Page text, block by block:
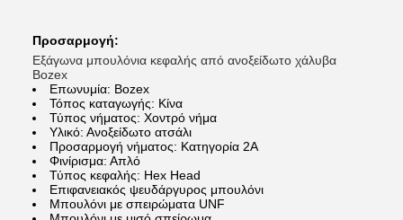
Προσαρμογή:
Εξάγωνα μπουλόνια κεφαλής από ανοξείδωτο χάλυβα
Bozex
Επωνυμία: Bozex
Τόπος καταγωγής: Κίνα
Τύπος νήματος: Χοντρό νήμα
Υλικό: Ανοξείδωτο ατσάλι
Προσαρμογή νήματος: Κατηγορία 2Α
Φινίρισμα: Απλό
Τύπος κεφαλής: Hex Head
Επιφανειακός ψευδάργυρος μπουλόνι
Μπουλόνι με σπειρώματα UNF